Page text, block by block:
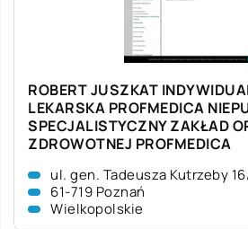
ROBERT JUSZKAT
LEKARSKA PROFMEDICA
SPECJALISTYCZNY ZAKŁAD
ZDROWOTNEJ PROFMEDICA
ul. gen. Tadeusza Kutrzeby
61-719 Poznań
Wielkopolskie